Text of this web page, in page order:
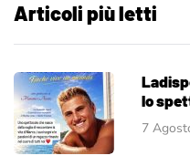
Articoli più letti
lo
7